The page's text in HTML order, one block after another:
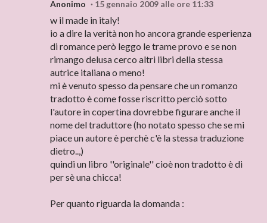
Anonimo 15 gennaio 2009 alle ore 11:33
w il made in italy!
io a dire la verità non ho ancora grande esperienza
di romance però leggo le trame provo e se non
rimango delusa cerco altri libri della stessa
autrice italiana o meno!
mi è venuto spesso da pensare che un romanzo
tradotto è come fosse riscritto perciò sotto
l'autore in copertina dovrebbe figurare anche il
nome del traduttore (ho notato spesso che se mi
piace un autore è perchè c'è la stessa traduzione
dietro..,)
quindi un libro ''originale'' cioè non tradotto è di
per sè una chicca!
Per quanto riguarda la domanda :